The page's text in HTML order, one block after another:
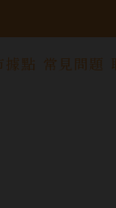
據點 常見問題